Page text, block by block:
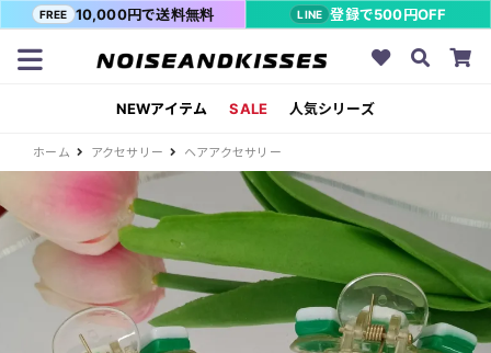
FREE 10,000円で送料無料 LINE 登録で500円OFF
NEWアイテム SALE 人気シリーズ
ホーム アクセサリー ヘアアクセサリー